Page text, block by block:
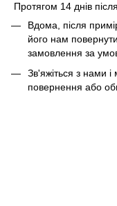
Протягом 14 днів
Вдома, після
його нам
замовлення за
Зв'яжіться з нами
повернення або